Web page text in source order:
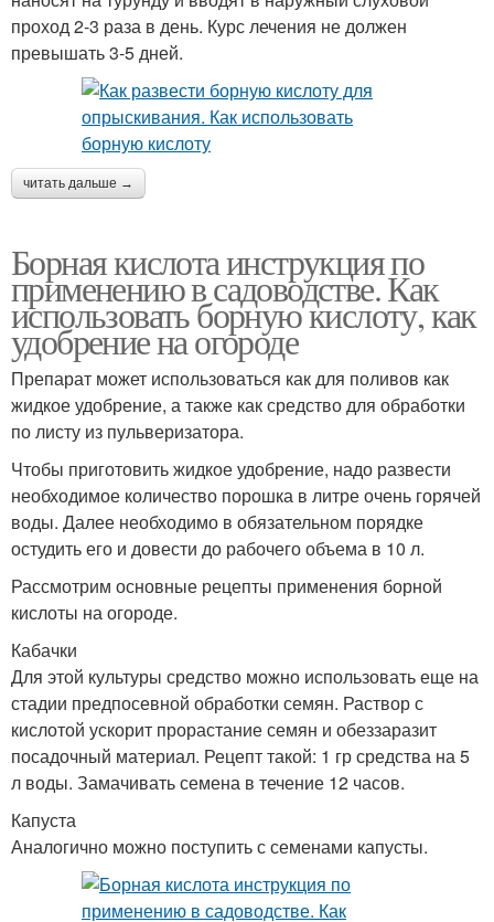
проход 2-3 раза в день. Курс лечения не должен
превышать 3-5 дней.
читать дальше →
Борная кислота инструкция по
применению в садоводстве. Как
использовать борную кислоту, как
удобрение на огороде
Препарат может использоваться как для поливов как
жидкое удобрение, а также как средство для обработки
по листу из пульверизатора.
Чтобы приготовить жидкое удобрение, надо развести
необходимое количество порошка в литре очень горячей
воды. Далее необходимо в обязательном порядке
остудить его и довести до рабочего объема в 10 л.
Рассмотрим основные рецепты применения борной
кислоты на огороде.
Кабачки
Для этой культуры средство можно использовать еще на
стадии предпосевной обработки семян. Раствор с
кислотой ускорит прорастание семян и обеззаразит
посадочный материал. Рецепт такой: 1 гр средства на 5
л воды. Замачивать семена в течение 12 часов.
Капуста
Аналогично можно поступить с семенами капусты.